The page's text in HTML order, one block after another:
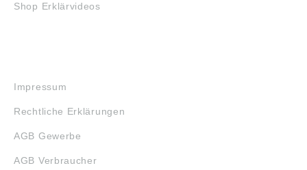
Shop Erklärvideos
Impressum
Rechtliche Erklärungen
AGB Gewerbe
AGB Verbraucher